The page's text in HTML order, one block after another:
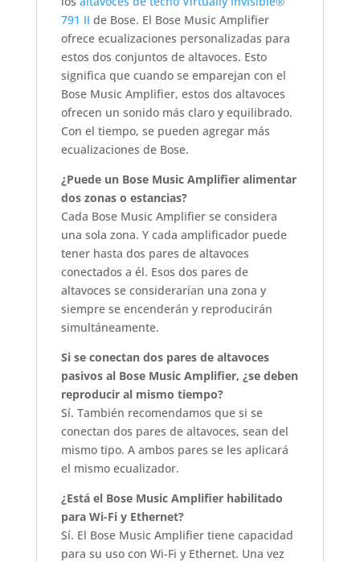
791 II de Bose. El Bose Music Amplifier
ofrece ecualizaciones personalizadas para
estos dos conjuntos de altavoces. Esto
significa que cuando se emparejan con el
Bose Music Amplifier, estos dos altavoces
ofrecen un sonido más claro y equilibrado.
Con el tiempo, se pueden agregar más
ecualizaciones de Bose.
¿Puede un Bose Music Amplifier alimentar
dos zonas o estancias?
Cada Bose Music Amplifier se considera
una sola zona. Y cada amplificador puede
tener hasta dos pares de altavoces
conectados a él. Esos dos pares de
altavoces se considerarían una zona y
siempre se encenderán y reproducirán
simultáneamente.
Si se conectan dos pares de altavoces
pasivos al Bose Music Amplifier, ¿se deben
reproducir al mismo tiempo?
Sí. También recomendamos que si se
conectan dos pares de altavoces, sean del
mismo tipo. A ambos pares se les aplicará
el mismo ecualizador.
¿Está el Bose Music Amplifier habilitado
para Wi-Fi y Ethernet?
Sí. El Bose Music Amplifier tiene capacidad
para su uso con Wi-Fi y Ethernet. Una vez